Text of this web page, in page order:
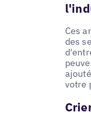
Ces
des
votre